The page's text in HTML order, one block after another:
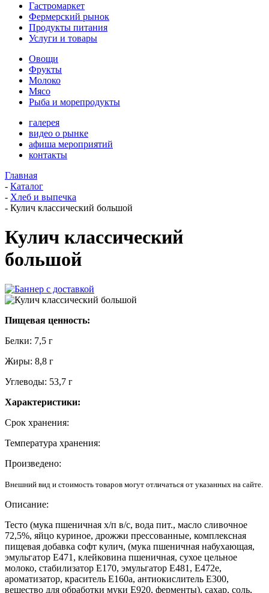
Гастромаркет
Фермерский рынок
Продукты питания
Услуги и товары
Овощи
Фрукты
Молоко
Мясо
Рыба и морепродукты
галерея
видео о рынке
афиша мероприятий
контакты
Главная
- Каталог
- Хлеб и выпечка
- Кулич классический большой
Кулич классический
большой
Пищевая ценность:
Белки: 7,5 г
Жиры: 8,8 г
Углеводы: 53,7 г
Характеристики:
Срок хранения:
Температура хранения:
Произведено:
Внешний вид и стоимость товаров могут отличаться от указанных на сайте.
Описание:
Тесто (мука пшеничная х/п в/с, вода пит., масло сливочное
72,5%, яйцо куриное, дрожжи прессованные, комплексная
пищевая добавка софт кулич, (мука пшеничная набухающая,
эмульгатор Е471, клейковина пшеничная, сухое цельное
молоко, стабилизатор Е170, эмульгатор Е481, Е472е,
ароматизатор, краситель Е160а, антиокислитель Е300,
вещество для обработки муки Е920, ферменты), сахар, соль,